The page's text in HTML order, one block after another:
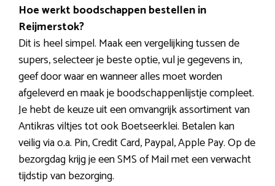
Hoe werkt boodschappen bestellen in
Reijmerstok?
Dit is heel simpel. Maak een vergelijking tussen de
supers, selecteer je beste optie, vul je gegevens in,
geef door waar en wanneer alles moet worden
afgeleverd en maak je boodschappenlijstje compleet.
Je hebt de keuze uit een omvangrijk assortiment van
Antikras viltjes tot ook Boetseerklei. Betalen kan
veilig via o.a. Pin, Credit Card, Paypal, Apple Pay. Op de
bezorgdag krijg je een SMS of Mail met een verwacht
tijdstip van bezorging.